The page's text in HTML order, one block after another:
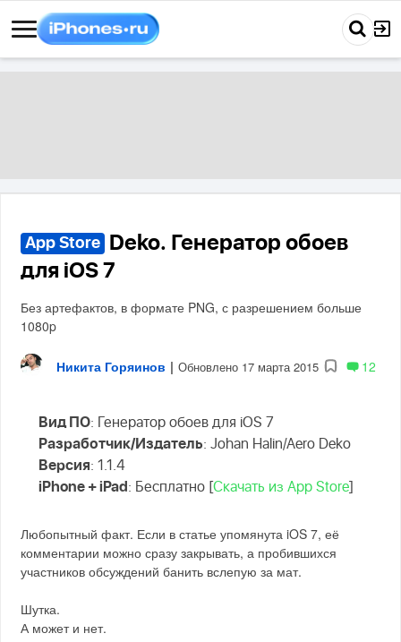
App Store
Deko. Генератор обоев
для iOS 7
Без артефактов, в формате PNG, с разрешением больше
1080p
Никита Горяинов | Обновлено 17 марта 2015 12
Вид ПО: Генератор обоев для iOS 7
Разработчик/Издатель: Johan Halin/Aero Deko
Версия: 1.1.4
iPhone + iPad : Бесплатно [Скачать из App Store
Любопытный факт. Если в статье упомянута iOS 7, её
комментарии можно сразу закрывать, а пробившихся
участников обсуждений банить вслепую за мат.
Шутка.
А может и нет.